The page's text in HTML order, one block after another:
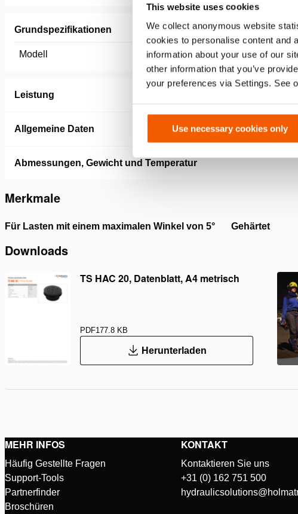
This website uses cookies
We collect anonymous website
cookies to personalise content and
information about your use of our
other information that you’ve
your preferences via Settings. See
Use necessary cookies only
Grundspezifikationen
Modell TS HAC 20
Leistung
Allgemeine Daten
Abmessungen, Gewicht und Temperatur
Merkmale
Für Lasten mit einem maximalen Winkel von 5° Gehärtet
Downloads
TS HAC 20, Datenblatt, A4 metrisch
PDF177.8 KB
Herunterladen
MEHR INFOS
Häufig Gestellte Fragen
Support-Tools
Partnerfinder
Broschüren
KONTAKT
Kontaktieren Sie uns
+31 (0) 162 751 500